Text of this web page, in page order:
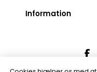
Information